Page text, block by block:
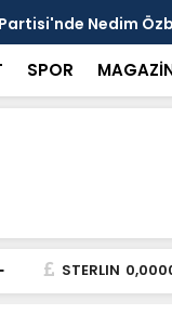
Nedim
SPOR
STERLIN